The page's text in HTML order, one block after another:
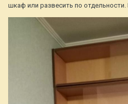
шкаф или развесить по